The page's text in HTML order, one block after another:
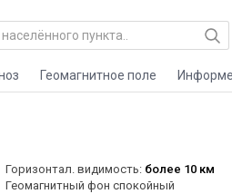
Геомагнитное поле
Горизонтал. видимость: более 10 км
Геомагнитный фон спокойный